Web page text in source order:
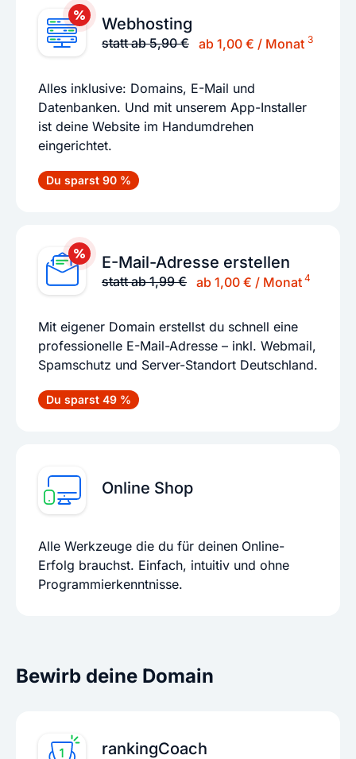
Webhosting
statt ab 5,90 € ab 1,00 € / Monat 3
Alles inklusive: Domains, E-Mail und
Datenbanken. Und mit unserem App-Installer
ist deine Website im Handumdrehen
eingerichtet.
Du sparst 90 %
E-Mail-Adresse erstellen
statt ab 1,99 € ab 1,00 € / Monat4
Mit eigener Domain erstellst du schnell eine
professionelle E-Mail-Adresse – inkl. Webmail,
Spamschutz und Server-Standort Deutschland.
Du sparst 49 %
Online Shop
Alle Werkzeuge die du für deinen Online-
Erfolg brauchst. Einfach, intuitiv und ohne
Programmierkenntnisse.
Bewirb deine Domain
rankingCoach